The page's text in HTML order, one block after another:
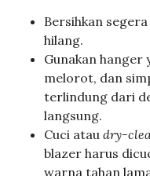
Bersihkan
hilang.
Gunakan
melorot, dan
terlindung dari
langsung.
Cuci atau dry-
blazer harus
warna tahan